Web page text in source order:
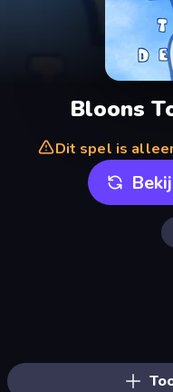
Bloons
Dit spel is